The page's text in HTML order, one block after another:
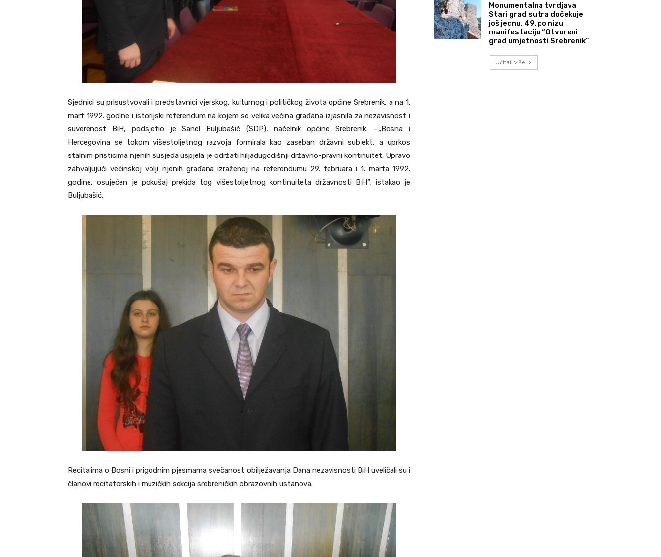
Sjednici su prisustvovali i predstavnici vjerskog, kulturnog i političkog života općine Srebrenik, a na 1.
mart 1992. godine i istorijski referendum na kojem se velika većina građana izjasnila za nezavisnost i
suverenost BiH, podsjetio je Sanel Buljubašić (SDP), načelnik općine Srebrenik. –„Bosna i
Hercegovina se tokom višestoljetnog razvoja formirala kao zaseban državni subjekt, a uprkos
stalnim pristicima njenih susjeda uspjela je održati hiljadugodišnji državno-pravni kontinuitet. Upravo
zahvaljujući većinskoj volji njenih građana izraženoj na referendumu 29. februara i 1. marta 1992.
godine, osujećen je pokušaj prekida tog višestoljetnog kontinuiteta državnosti BiH“, istakao je
Buljubašić.
Recitalima o Bosni i prigodnim pjesmama svečanost obilježavanja Dana nezavisnosti BiH uveličali su i
članovi recitatorskih i muzičkih sekcija srebreničkih obrazovnih ustanova.
Monumentalna tvrdjava
Stari grad sutra dočekuje
još jednu, 49. po nizu
manifestaciju “Otvoreni
grad umjetnosti Srebrenik”
Učitati više